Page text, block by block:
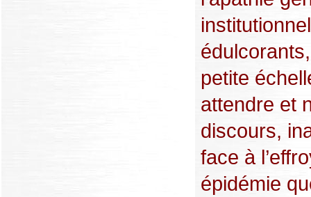
petite
attendre et
discours,
face à
épidémie